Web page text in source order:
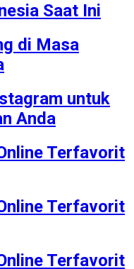
Saat Ini
di Masa
untuk
Anda
Terfavorit
Terfavorit
Terfavorit